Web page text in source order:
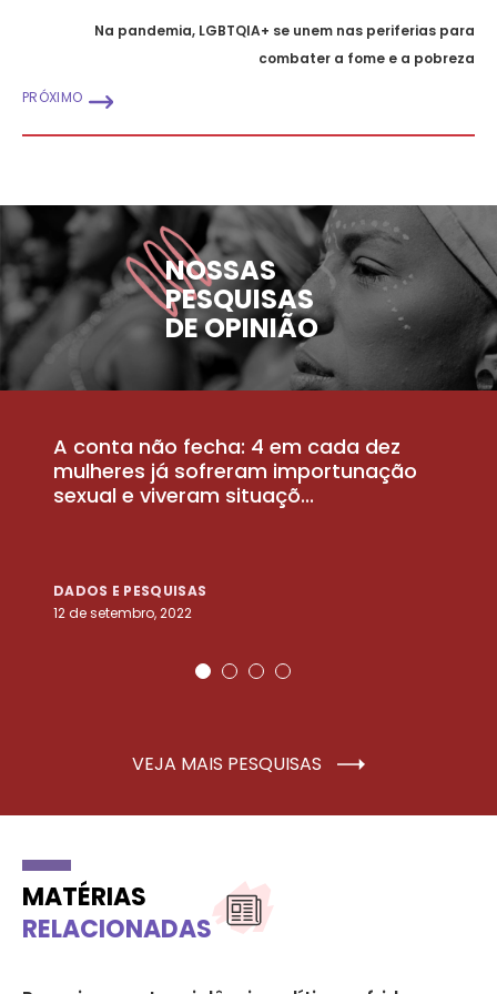
Na pandemia, LGBTQIA+ se unem nas periferias para
combater a fome e a pobreza
PRÓXIMO
NOSSAS
PESQUISAS
DE OPINIÃO
A conta não fecha: 4 em cada dez
mulheres já sofreram importunação
sexual e viveram situaçõ...
DADOS E PESQUISAS
12 de setembro, 2022
VEJA MAIS PESQUISAS
MATÉRIAS
RELACIONADAS